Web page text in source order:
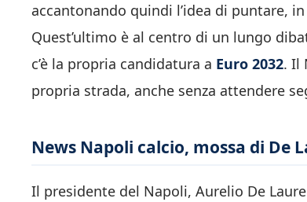
accantonando quindi l’idea di puntare,
Quest’ultimo è al centro di un lungo
c’è la propria candidatura a Euro 2032. Il
propria strada, anche senza attendere
News Napoli calcio, mossa di
Il presidente del Napoli, Aurelio De